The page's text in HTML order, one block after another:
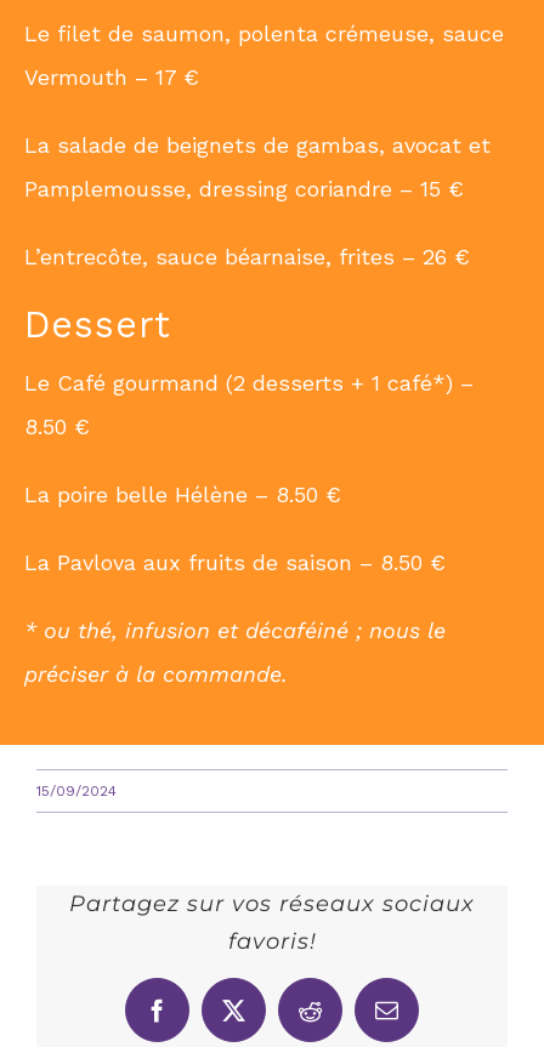
Le filet de saumon, polenta crémeuse, sauce
Vermouth – 17 €
La salade de beignets de gambas, avocat et
Pamplemousse, dressing coriandre – 15 €
L’entrecôte, sauce béarnaise, frites – 26 €
Dessert
Le Café gourmand (2 desserts + 1 café*) –
8.50 €
La poire belle Hélène – 8.50 €
La Pavlova aux fruits de saison – 8.50 €
* ou thé, infusion et décaféiné ; nous le
préciser à la commande.
15/09/2024
Partagez sur vos réseaux sociaux
favoris!
Facebook
X Reddit Email